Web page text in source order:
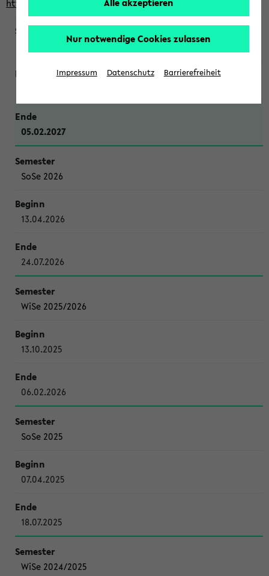
https://ekvv.uni-bielefeld.de/ws/calendar?vz
WiSe 2026/2027
05.02.2027
SoSe 2026
13.04.2026
24.07.2026
WiSe 2025/2026
13.10.2025
06.02.2026
SoSe 2025
07.04.2025
18.07.2025
WiSe 2024/2025
Nur notwendige Cookies zulassen
Impressum Datenschutz Barrierefreiheit